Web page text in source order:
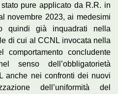
pure applicato da R.R. in
novembre 2023, ai medesimi
quindi già inquadrati nella
di cui al CCNL invocata nella
comportamento concludente
senso dell’obbligatorietà
anche nei confronti dei nuovi
dell’uniformità del